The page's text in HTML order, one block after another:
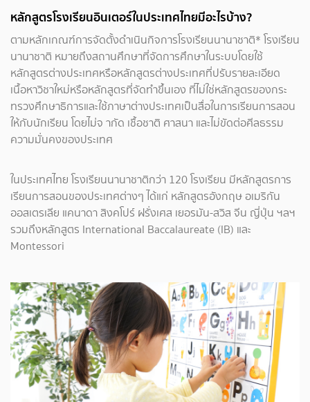
หลักสูตรโรงเรียนอินเตอร์ในประเทศไทยมีอะไรบ้าง?
ตามหลักเกณฑ์การจัดตั้งดำเนินกิจการโรงเรียนนานาชาติ* โรงเรียน
นานาชาติ หมายถึงสถานศึกษาที่จัดการศึกษาในระบบโดยใช้
หลักสูตรต่างประเทศหรือหลักสูตรต่างประเทศที่ปรับรายละเอียด
เนื้อหาวิชาใหม่หรือหลักสูตรที่จัดทำขึ้นเอง ที่ไม่ใช่หลักสูตรของกระ
ทรวงศึกษาธิการและใช้ภาษาต่างประเทศเป็นสื่อในการเรียนการสอน
ให้กับนักเรียน โดยไม่จ ากัด เชื้อชาติ ศาสนา และไม่ขัดต่อศีลธรรม
ความมั่นคงของประเทศ
ในประเทศไทย โรงเรียนนานาชาติกว่า 120 โรงเรียน มีหลักสูตรการ
เรียนการสอนของประเทศต่างๆ ได้แก่ หลักสูตรอังกฤษ อเมริกัน
ออสเตรเลีย แคนาดา สิงคโปร์ ฝรั่งเศส เยอรมัน-สวิส จีน ญี่ปุ่น ฯลฯ
รวมถึงหลักสูตร International Baccalaureate (IB) และ
Montessori